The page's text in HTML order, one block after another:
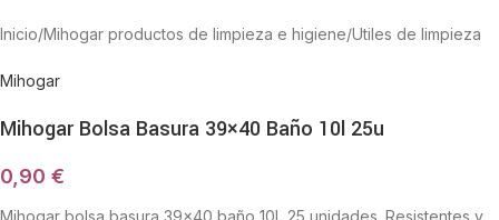
Inicio/Mihogar productos de limpieza e higiene/Utiles de limpieza
Mihogar
Mihogar Bolsa Basura 39×40 Baño 10l 25u
0,90 €
Mihogar bolsa basura 39×40 baño 10L 25 unidades. Resistentes y